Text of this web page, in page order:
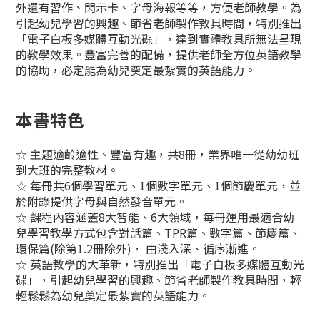
外還有習作、閃示卡、字母海報等等，方便老師教學。為
引起幼兒學習的興趣、節省老師製作教具時間，特別推出
「電子白板多媒體互動光碟」，達到實體教具所無法呈現
的教學效果。豐富完善的配備，提供老師全方位英語教學
的協助，必定能為幼兒奠定最紮實的英語能力。
本書特色
☆ 主題適齡適性、豐富有趣，共8冊，業界唯一從幼幼班
到大班的完整教材。
☆ 每冊共6個學習單元、1個數字單元、1個節慶單元，並
於附錄提供字母與自然發音單元。
☆ 課程內容涵蓋8大智能、6大領域，每冊運用最適合幼
兒學習教學方式包含對話篇、TPR篇、數字篇、節慶篇、
環保篇(除第1.2冊除外)， 由淺入深、循序漸進。
☆ 英語教學的大革新，特別推出「電子白板多媒體互動光
碟」，引起幼兒學習的興趣、節省老師製作教具時間，輕
輕鬆鬆為幼兒奠定最紮實的英語能力。